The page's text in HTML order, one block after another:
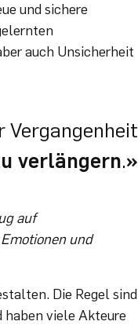
und sichere
auch Unsicherheit
Vergangenheit
verlängern.»
auf
und
Die Regel sind
viele Akteure